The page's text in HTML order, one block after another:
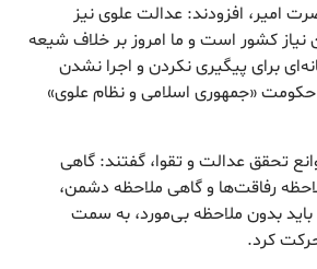
امیر، افزودند: عدالت علوی نیز
کشور است و ما امروز بر خلاف شیعه
برای پیگیری نکردن و اجرا نشدن
حکومت «جمهوری اسلامی و نظام علوی»
تحقق عدالت و تقوا، گفتند: گاهی
رفاقت‌ها و گاهی ملاحظه دشمن،
باید بدون ملاحظه بی‌مورد، به سمت
کرد.